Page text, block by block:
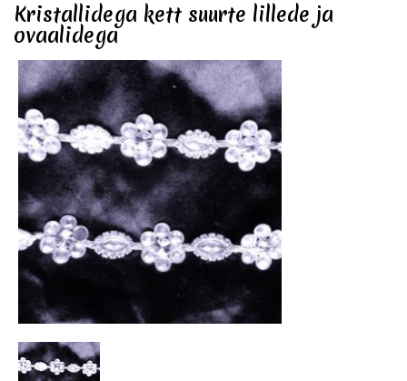
Kristallidega kett suurte lillede ja
ovaalidega